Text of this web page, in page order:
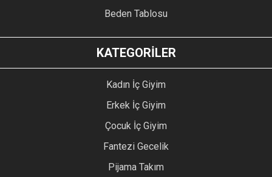
Beden Tablosu
KATEGORİLER
Kadın İç Giyim
Erkek İç Giyim
Çocuk İç Giyim
Fantezi Gecelik
Pijama Takım